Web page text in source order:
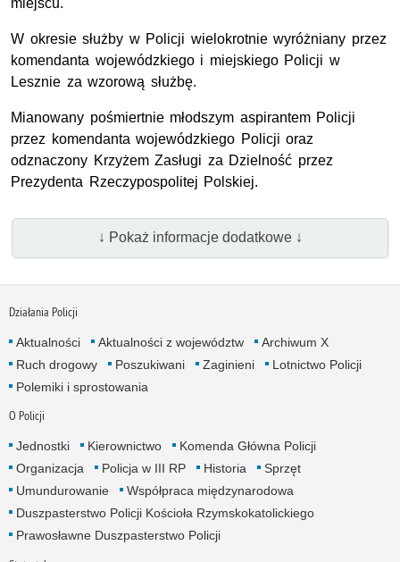
W okresie służby w Policji wielokrotnie wyróżniany przez
komendanta wojewódzkiego i miejskiego Policji w
Lesznie za wzorową służbę.
Mianowany pośmiertnie młodszym aspirantem Policji
przez komendanta wojewódzkiego Policji oraz
odznaczony Krzyżem Zasługi za Dzielność przez
Prezydenta Rzeczypospolitej Polskiej.
↓ Pokaż informacje dodatkowe ↓
Działania Policji
Aktualności Aktualności z województw
Archiwum X
Ruch drogowy
Poszukiwani Zaginieni
Lotnictwo Policji
Polemiki i sprostowania
O Policji
Jednostki Kierownictwo
Komenda Główna Policji
Organizacja
Policja w III RP Historia
Sprzęt
Umundurowanie
Współpraca międzynarodowa
Duszpasterstwo Policji Kościoła Rzymskokatolickiego
Prawosławne Duszpasterstwo Policji